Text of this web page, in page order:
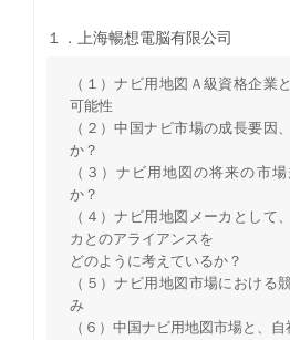
１．上海暢想電脳有限公司
（１）ナビ用地図Ａ級資格企業
可能性
（２）中国ナビ市場の成長要因
か？
（３）ナビ用地図の将来の市
か？
（４）ナビ用地図メーカとして
カとのアライアンスを
どのように考えているか？
（５）ナビ用地図市場における
み
（６）中国ナビ用地図市場と、